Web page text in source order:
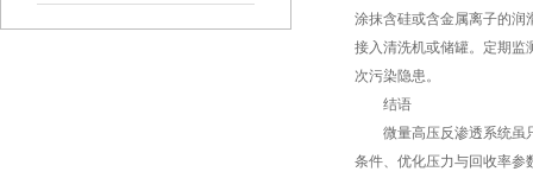
涂抹含硅或含金属离子的润
接入清洗机或储罐。定期监
次污染隐患。
结语
微量高压反渗透系统虽只
条件、优化压力与回收率参